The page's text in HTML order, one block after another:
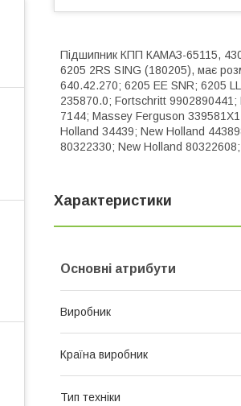
Підшипник КПП КАМАЗ-65115,
6205 2RS SING (180205), має
640.42.270; 6205 EE SNR; 6205
235870.0; Fortschritt
7144; Massey Ferguson
Holland 34439; New Holland
80322330; New Holland
Характеристики
Основні атрибути
Виробник
Країна виробник
Тип техніки